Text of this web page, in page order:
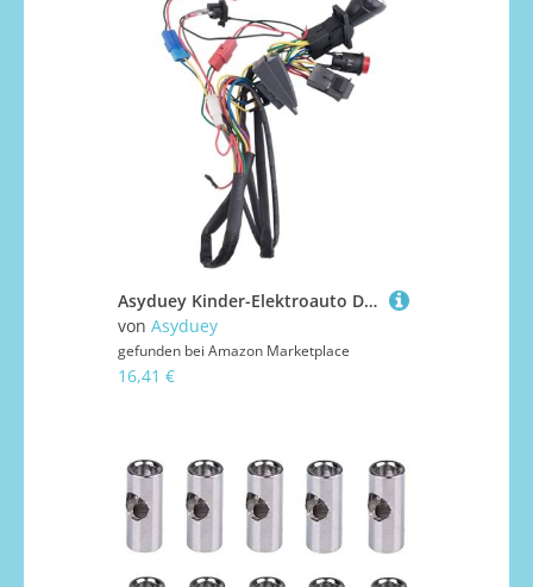
Asyduey Kinder-Elektroauto DIY Modifizierte Kabel und Schalter-Kit, Kinder-Elektroauto 4WD Aufsitzspielzeug Ersatzteile Zubehör Single Line
von Asyduey
gefunden bei Amazon Marketplace
16,41 €